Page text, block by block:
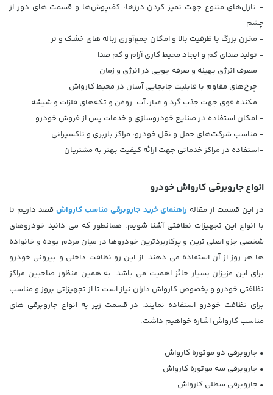
- نازل‌های متنوع جهت تمیز‌ کردن درزها، کف‌پوش‌ها و قسمت های دور از
چشم
- مخزن بزرگ با ظرفیت بالا و امکان جمع‌آوری زباله های خشک و تر
- تولید صدای کم و ایجاد محیط کاری آرام و کم صدا
- مصرف انرژی بهینه و صرفه جویی در انرژی و زمان
- چرخ‌های مقاوم با قابلیت جابجایی آسان در محیط کارواش
- مکنده قوی جهت جذب گرد و غبار، آب، روغن و تکه‌های فلزات و شیشه
- امکان استفاده در صنایع خودروسازی و خدمات پس از فروش خودرو
- مناسب شرکت‌های حمل و نقل خودرو، مراکز باربری و تاکسیرانی
-استفاده در مراکز خدماتی جهت ارائه کیفیت بهتر به مشتریان
انواع جاروبرقی کارواش خودرو
در این قسمت از مقاله راهنمای خرید جاروبرقی مناسب کارواش قصد داریم تا
با انواع این تجهیزات نظافتی آشنا شویم. همانطور که می دانید خودروهای
شخصی جزو اصلی ترین و پرکاربردترین خودروها در میان مردم بوده و خانواده
ها هر روز از آن استفاده می دهند. از این رو نظافت داخلی و بیرونی خودرو
برای این عزیزان بسیار حائز اهمیت می باشد. به همین منظور صاحبین مراکز
نظافتی خودرو و بخصوص کارواش داران نیاز است تا از تجهیزاتی بروز و مناسب
برای نظافت خودرو استفاده نمایند. در قسمت زیر به انواع جاروبرقی های
مناسب کارواش اشاره خواهیم داشت.
• جاروبرقی دو موتوره کارواش
• جاروبرقی سه موتوره کارواش
• جاروبرقی سطلی کارواش